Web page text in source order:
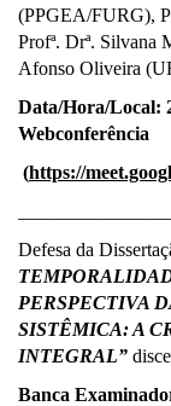
(PPGEA/FURG),
Profª. Drª. Silvana
Afonso Oliveira
Data/Hora/Local:
Webconferência
(https://
Defesa da
PERSPECTIVA
SISTÊMICA: A
INTEGRAL”
Banca